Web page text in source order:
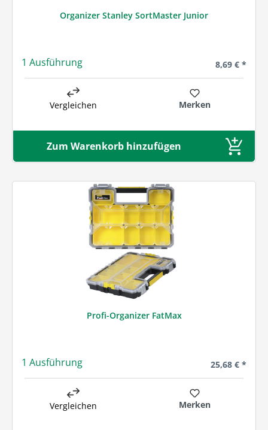
Organizer Stanley SortMaster Junior
1 Ausführung Regulärer
8,69 € *
Vergleichen Merken
Zum Warenkorb hinzufügen
Profi-Organizer FatMax
1 Ausführung Regulärer
25,68 € *
Vergleichen Merken